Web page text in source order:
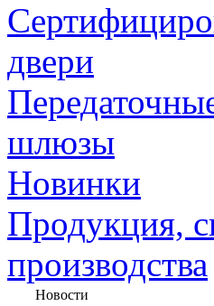
двери
шлюзы
Новинки
Продукция,
производства
Новости